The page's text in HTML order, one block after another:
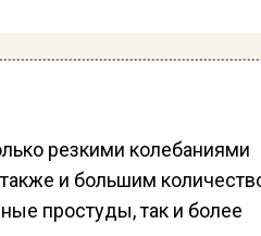
резкими колебаниями
и большим
простуды, так и более